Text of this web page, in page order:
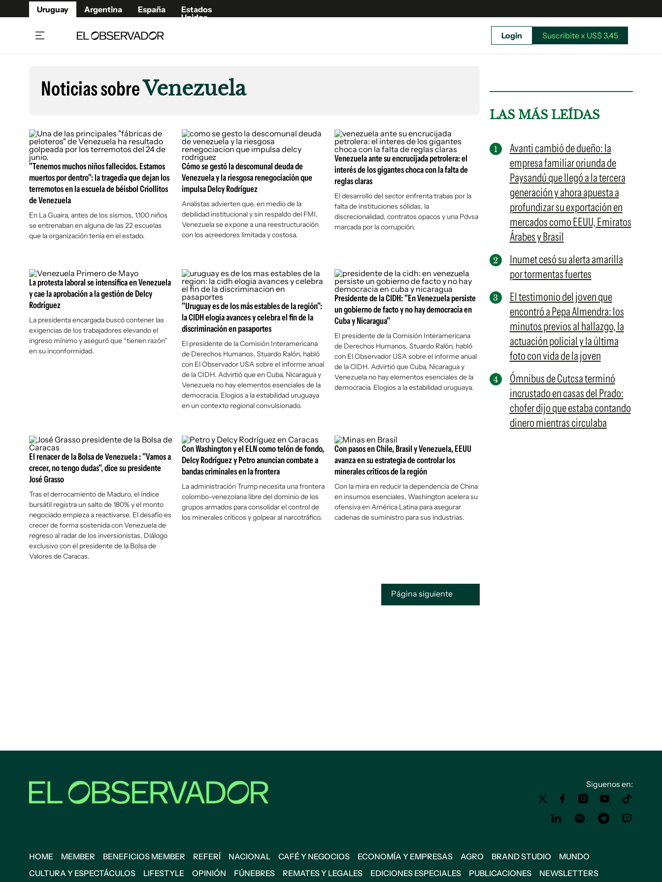
Uruguay Argentina España
Estados
Unidos
Beneficios Member
Café y Negocios
Economía y Empresas
Agro
Brand Studio
Mundo
Cultura y Espectáculos
Fúnebres
Publicaciones
Newsletters
Argentina
España
Estados Unidos
Suscribite x US$ 3,45
Login Suscribite x US$ 3,45
Noticias sobreVenezuela
"Tenemos muchos niños fallecidos. Estamos
muertos por dentro": la tragedia que dejan los
terremotos en la escuela de béisbol Criollitos
de Venezuela
En La Guaira, antes de los sismos, 1.100 niños
se entrenaban en alguna de las 22 escuelas
que la organización tenía en el estado.
Cómo se gestó la descomunal deuda de
Venezuela y la riesgosa renegociación que
impulsa Delcy Rodríguez
Analistas advierten que, en medio de la
debilidad institucional y sin respaldo del FMI,
Venezuela se expone a una reestructuración
con los acreedores limitada y costosa.
Venezuela ante su encrucijada petrolera: el
interés de los gigantes choca con la falta de
reglas claras
El desarrollo del sector enfrenta trabas por la
falta de instituciones sólidas, la
discrecionalidad, contratos opacos y una Pdvsa
marcada por la corrupción.
La protesta laboral se intensifica en Venezuela
y cae la aprobación a la gestión de Delcy
Rodríguez
La presidenta encargada buscó contener las
exigencias de los trabajadores elevando el
ingreso mínimo y aseguró que “tienen razón”
en su inconformidad.
"Uruguay es de los más estables de la región":
la CIDH elogia avances y celebra el fin de la
discriminación en pasaportes
El presidente de la Comisión Interamericana
de Derechos Humanos, Stuardo Ralón, habló
con El Observador USAsobre el informe anual
de la CIDH. Advirtió que en Cuba, Nicaragua y
Venezuela no hay elementos esenciales de la
democracia. Elogios a la estabilidad uruguaya
en un contexto regional convulsionado.
Presidente de la CIDH: "En Venezuela persiste
un gobierno de facto y no hay democracia en
Cuba y Nicaragua"
El presidente de la Comisión Interamericana
de Derechos Humanos, Stuardo Ralón, habló
con El Observador USAsobre el informe anual
de la CIDH. Advirtió que Cuba, Nicaragua y
Venezuela no hay elementos esenciales de la
democracia. Elogios a la estabilidad uruguaya.
El renacer de la Bolsa de Venezuela : "Vamos a
crecer, no tengo dudas", dice su presidente
José Grasso
Tras el derrocamiento de Maduro, el índice
bursátil registra un salto de 180% y el monto
negociado empieza a reactivarse. El desafío es
crecer de forma sostenida con Venezuela de
regreso al radar de los inversionistas. Diálogo
exclusivo con el presidente de la Bolsa de
Valores de Caracas.
Con Washington y el ELN como telón de fondo,
Delcy Rodríguez y Petro anuncian combate a
bandas criminales en la frontera
La administración Trump necesita una frontera
colombo-venezolana libre del dominio de los
grupos armados para consolidar el control de
los minerales críticos y golpear al narcotráfico.
Con pasos en Chile, Brasil y Venezuela, EEUU
avanza en su estrategia de controlar los
minerales críticos de la región
Con la mira en reducir la dependencia de China
en insumos esenciales, Washington acelera su
ofensiva en América Latina para asegurar
cadenas de suministro para sus industrias.
Página siguiente
LAS MÁS LEÍDAS
Avanti cambió de dueño: la
empresa familiar oriunda de
Paysandú que llegó a la tercera
generación y ahora apuesta a
profundizar su exportación en
mercados como EEUU, Emiratos
Árabes y Brasil
Inumet cesó su alerta amarilla
por tormentas fuertes
El testimonio del joven que
encontró a Pepa Almendra: los
minutos previos al hallazgo, la
actuación policial y la última
foto con vida de la joven
Ómnibus de Cutcsa terminó
incrustado en casas del Prado:
chofer dijo que estaba contando
dinero mientras circulaba
Siguenos en:
HOME MEMBER BENEFICIOS MEMBER REFERÍ NACIONAL CAFÉ Y NEGOCIOS ECONOMÍA Y EMPRESAS AGRO BRAND STUDIO
MUNDO
CULTURA Y ESPECTÁCULOS
LIFESTYLE OPINIÓN FÚNEBRES REMATES Y LEGALES EDICIONES ESPECIALES PUBLICACIONES NEWSLETTERS